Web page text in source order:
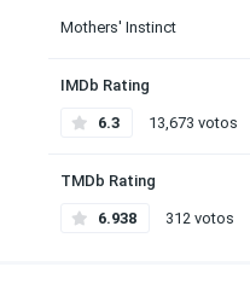
Mothers' Instinct
IMDb Rating
6.3 13,673 votos
TMDb Rating
6.938 312 votos